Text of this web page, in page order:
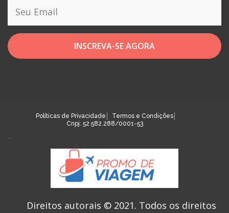
INSCREVA-SE AGORA
Políticas de Privacidade
Termos e Condições
Cnpj: 52.582.288/0001-53
Direitos autorais © 2021. Todos os direitos